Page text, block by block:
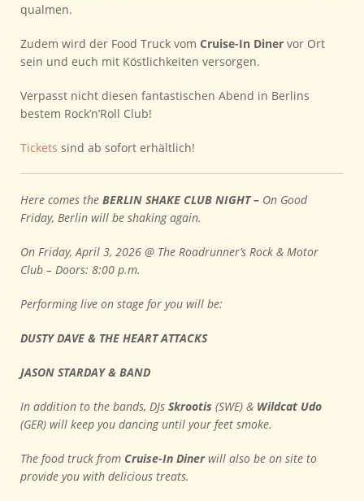
qualmen.
Zudem wird der Food Truck vom Cruise-In Diner vor Ort
sein und euch mit Köstlichkeiten versorgen.
Verpasst nicht diesen fantastischen Abend in Berlins
bestem Rock’n’Roll Club!
Tickets sind ab sofort erhältlich!
Here comes the BERLIN SHAKE CLUB NIGHT – On Good
Friday, Berlin will be shaking again.
On Friday, April 3, 2026 @ The Roadrunner’s Rock & Motor
Club – Doors: 8:00 p.m.
Performing live on stage for you will be:
DUSTY DAVE & THE HEART ATTACKS
JASON STARDAY & BAND
In addition to the bands, DJs Skrootis (SWE) & Wildcat Udo
(GER) will keep you dancing until your feet smoke.
The food truck from Cruise-In Dinerwill also be on site to
provide you with delicious treats.